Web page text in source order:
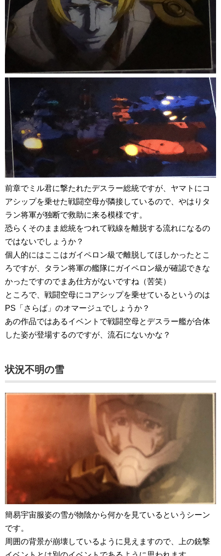
前章でミル君に撃たれたデスラー総統ですが、ヤマトにコ
アシップを乗せた戦闘空母が隣接しているので、やはりタ
ラン将軍が独断で救助に来る模様です。
恐らくそのまま総統をつれて戦線を離脱する流れになるの
ではないでしょうか？
個人的にはここはガイペロン級で離脱してほしかったとこ
ろですが、タラン将軍の艦隊にガイペロン級が確認できな
かったですのでまあ仕方がないですね（苦笑）
ところで、戦闘空母にコアシップを乗せているというのは
PS「さらば」のオマージュでしょうか？
あの作品ではあるイベントで戦闘空母とデスラー艦が合体
した姿が登場するのですが、流石にないかな？
状況不明の雪
簡易宇宙服姿の雪が物陰から何かを見ているというシーン
です。
周囲の背景が崩壊しているように見えますので、上の銃撃